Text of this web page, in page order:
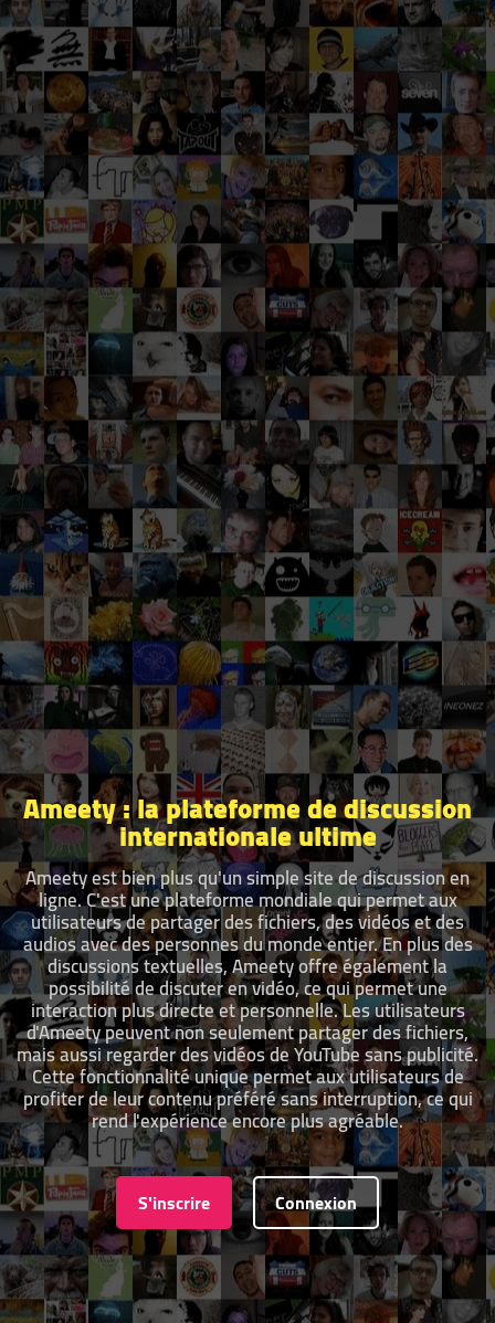
Ameety : la plateforme de discussion
internationale ultime
Ameety est bien plus qu'un simple site de discussion en
ligne. C'est une plateforme mondiale qui permet aux
utilisateurs de partager des fichiers, des vidéos et des
audios avec des personnes du monde entier. En plus des
discussions textuelles, Ameety offre également la
possibilité de discuter en vidéo, ce qui permet une
interaction plus directe et personnelle. Les utilisateurs
d'Ameety peuvent non seulement partager des fichiers,
mais aussi regarder des vidéos de YouTube sans publicité.
Cette fonctionnalité unique permet aux utilisateurs de
profiter de leur contenu préféré sans interruption, ce qui
rend l'expérience encore plus agréable.
S'inscrire Connexion